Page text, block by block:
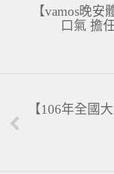
【vamos晚
口氣 擔
【106年全國